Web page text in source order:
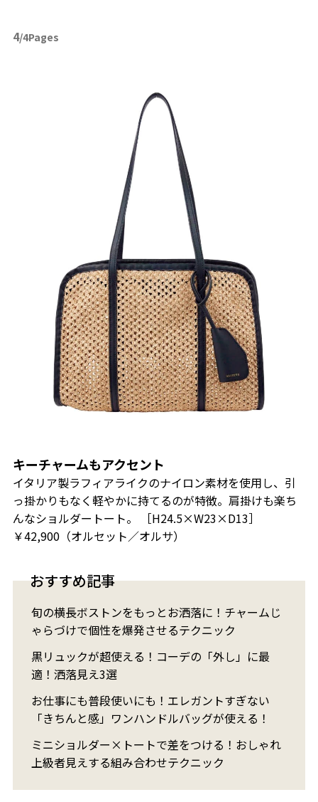
4/4Pages
キーチャームもアクセント
イタリア製ラフィアライクのナイロン素材を使用し、引
っ掛かりもなく軽やかに持てるのが特徴。肩掛けも楽ち
んなショルダートート。 ［H24.5×W23×D13］
￥42,900（オルセット／オルサ）
おすすめ記事
旬の横長ボストンをもっとお洒落に！チャームじ
ゃらづけで個性を爆発させるテクニック
黒リュックが超使える！コーデの「外し」に最
適！洒落見え3選
お仕事にも普段使いにも！エレガントすぎない
「きちんと感」ワンハンドルバッグが使える！
ミニショルダー×トートで差をつける！おしゃれ
上級者見えする組み合わせテクニック